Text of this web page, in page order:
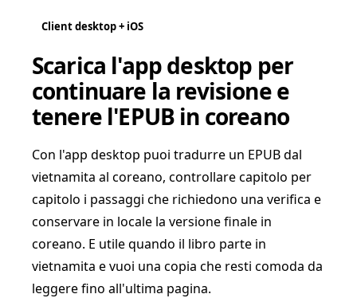
Client desktop + iOS
Scarica l'app desktop per
continuare la revisione e
tenere l'EPUB in coreano
Con l'app desktop puoi tradurre un EPUB dal
vietnamita al coreano, controllare capitolo per
capitolo i passaggi che richiedono una verifica e
conservare in locale la versione finale in
coreano. E utile quando il libro parte in
vietnamita e vuoi una copia che resti comoda da
leggere fino all'ultima pagina.